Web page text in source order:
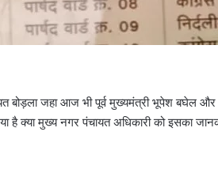
बोड़ला जहा आज भी पूर्व मुख्यमंत्री भूपेश बघेल
है क्या मुख्य नगर पंचायत अधिकारी को इसका